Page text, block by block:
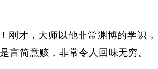
刚才，大师以他非常渊博的学识
言简意赅，非常令人回味无穷。